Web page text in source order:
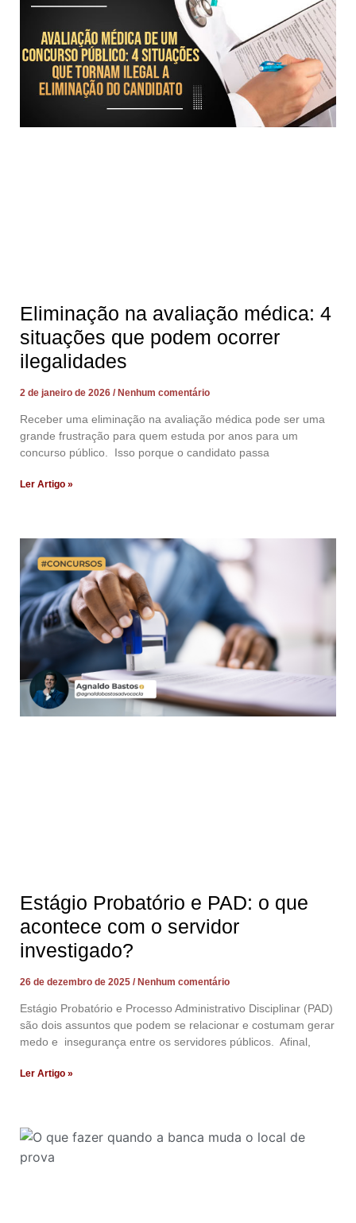
Eliminação na avaliação médica: 4
situações que podem ocorrer
ilegalidades
2 de janeiro de 2026 Nenhum comentário
Receber uma eliminação na avaliação médica pode ser uma
grande frustração para quem estuda por anos para um
concurso público. Isso porque o candidato passa
Ler Artigo »
Estágio Probatório e PAD: o que
acontece com o servidor
investigado?
26 de dezembro de 2025 Nenhum comentário
Estágio Probatório e Processo Administrativo Disciplinar (PAD)
são dois assuntos que podem se relacionar e costumam gerar
medo e insegurança entre os servidores públicos. Afinal,
Ler Artigo »